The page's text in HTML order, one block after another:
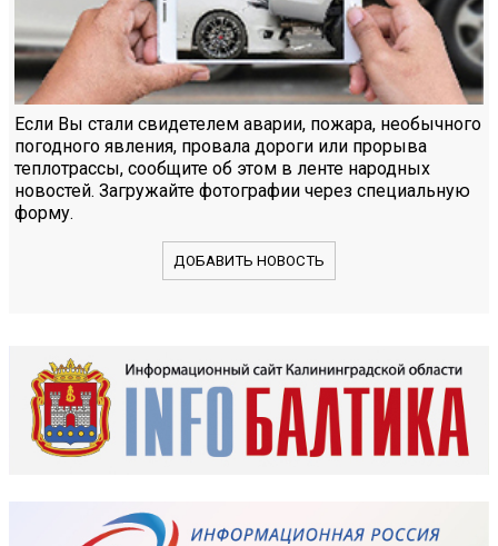
Если Вы стали свидетелем аварии, пожара, необычного
погодного явления, провала дороги или прорыва
теплотрассы, сообщите об этом в ленте народных
новостей. Загружайте фотографии через специальную
форму.
ДОБАВИТЬ НОВОСТЬ